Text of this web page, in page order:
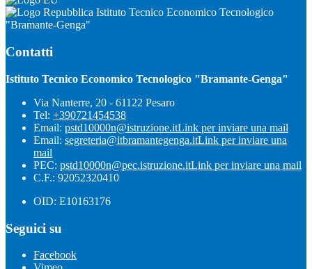
Istituto Tecnico Economico Tecnologico
"Bramante-Genga"
Contatti
Istituto Tecnico Economico Tecnologico "Bramante-Genga"
Via Nanterre, 20 - 61122 Pesaro
Tel: +390721454538
Email: pstd10000n@istruzione.itLink per inviare una mail
Email: segreteria@itbramantegenga.itLink per inviare una
mail
PEC: pstd10000n@pec.istruzione.itLink per inviare una mail
C.F.: 92052320410
OID: E10163176
Seguici su
Facebook